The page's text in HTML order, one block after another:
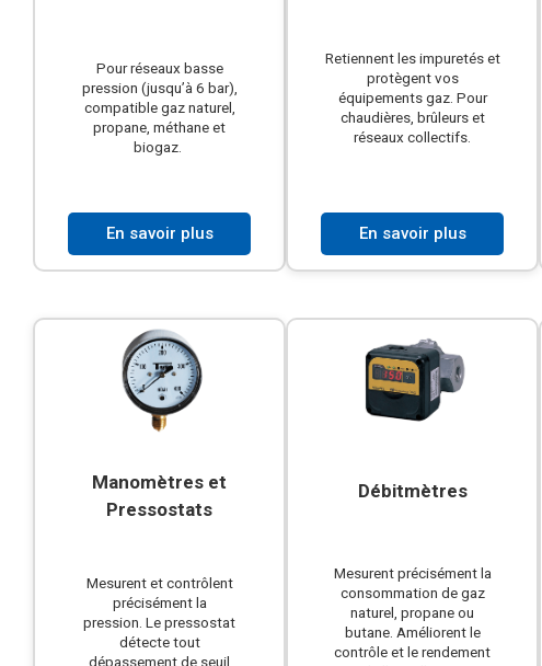
Pour réseaux basse
pression (jusqu’à 6 bar),
compatible gaz naturel,
propane, méthane et
biogaz.
En savoir plus
Retiennent les impuretés et
protègent vos
équipements gaz. Pour
chaudières, brûleurs et
réseaux collectifs.
En savoir plus
Manomètres et
Pressostats
Mesurent et contrôlent
précisément la
pression. Le pressostat
détecte tout
dépassement de seuil
Débitmètres
Mesurent précisément la
consommation de gaz
naturel, propane ou
butane. Améliorent le
contrôle et le rendement